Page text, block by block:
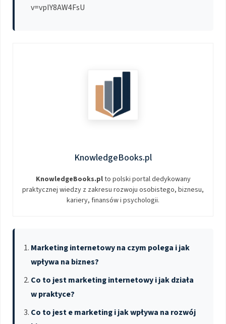
v=vpIY8AW4FsU
KnowledgeBooks.pl
KnowledgeBooks.plto polski portal dedykowany
praktycznej wiedzy z zakresu rozwoju osobistego, biznesu,
kariery, finansów i psychologii.
Marketing internetowy na czym polega i jak
wpływa na biznes?
Co to jest marketing internetowy i jak działa
w praktyce?
Co to jest e marketing i jak wpływa na rozwój